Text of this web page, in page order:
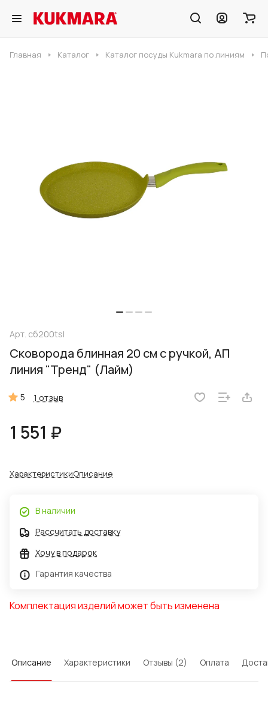
Главная Каталог Каталог посуды Kukmara по линиям
Арт. сб200tsl
Сковорода блинная 20 см с ручкой, АП
линия "Тренд" (Лайм)
5 1 отзыв
1 551 ₽
ХарактеристикиОписание
В наличии
Рассчитать доставку
Хочу в подарок
Гарантия качества
Комплектация изделий может быть изменена
Описание Характеристики Отзывы (2) Оплата